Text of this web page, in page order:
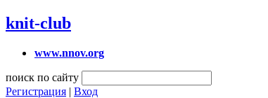
knit-club
www.nnov.org
поиск по сайту
Регистрация | Вход